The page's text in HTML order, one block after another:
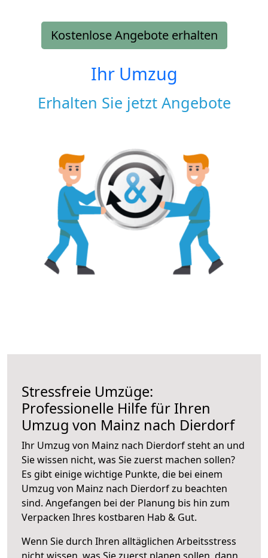
Kostenlose Angebote erhalten
Ihr Umzug
Erhalten Sie jetzt Angebote
Stressfreie Umzüge:
Professionelle Hilfe für Ihren
Umzug von Mainz nach Dierdorf
Ihr Umzug von Mainz nach Dierdorf steht an und
Sie wissen nicht, was Sie zuerst machen sollen?
Es gibt einige wichtige Punkte, die bei einem
Umzug von Mainz nach Dierdorf zu beachten
sind. Angefangen bei der Planung bis hin zum
Verpacken Ihres kostbaren Hab & Gut.
Wenn Sie durch Ihren alltäglichen Arbeitsstress